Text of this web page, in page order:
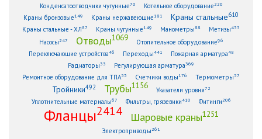
Конденсатоотводчики чугунные70 Котельное оборудование 220
Краны бронзовые149 Краны нержавеющие181 Краны стальные610
Краны стальные - ХЛ87 Краны чугунные149 Манометры88 Метизы433
Насосы 247 Отводы1069 Отопительное оборудование96
Переключающие устройства46 Переходы441 Пожарная арматура48
Радиаторы33 Регулирующая арматура369
Ремонтное оборудование для ТПА53 Счетчики воды176 Термометры 57
Тройники492 Трубы1156 Указатели уровня72
Уплотнительные материалы67 Фильтры, грязевики410 Фитинги 206
Фланцы2414 Шаровые краны1251
Электроприводы 261